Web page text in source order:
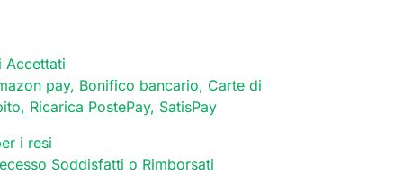
Accettati
pay, Bonifico bancario, Carte di
Ricarica PostePay, SatisPay
i resi
Soddisfatti o Rimborsati